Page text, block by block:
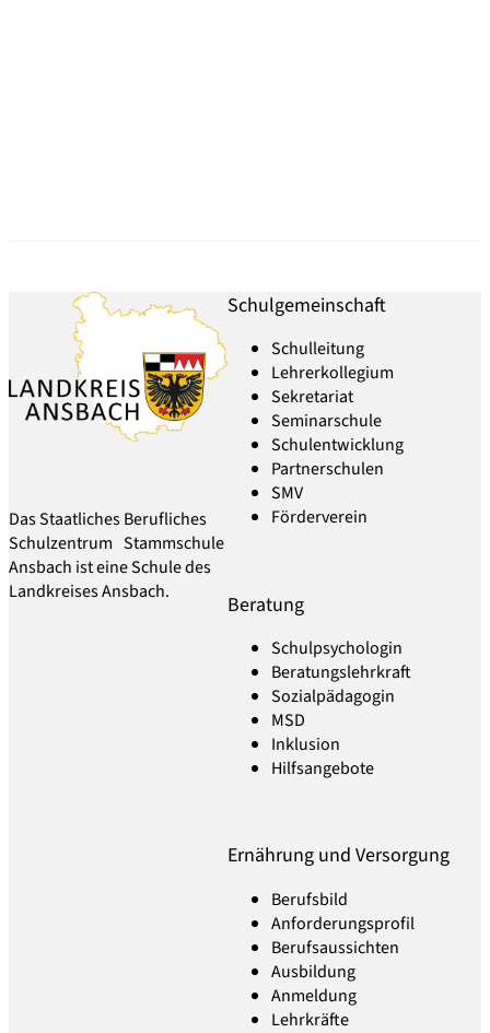
Das Staatliches Berufliches
Schulzentrum Stammschule
Ansbach ist eine Schule des
Landkreises Ansbach.
Schulgemeinschaft
Schulleitung
Lehrerkollegium
Sekretariat
Seminarschule
Schulentwicklung
Partnerschulen
SMV
Förderverein
Beratung
Schulpsychologin
Beratungslehrkraft
Sozialpädagogin
MSD
Inklusion
Hilfsangebote
Ernährung und Versorgung
Berufsbild
Anforderungsprofil
Berufsaussichten
Ausbildung
Anmeldung
Lehrkräfte